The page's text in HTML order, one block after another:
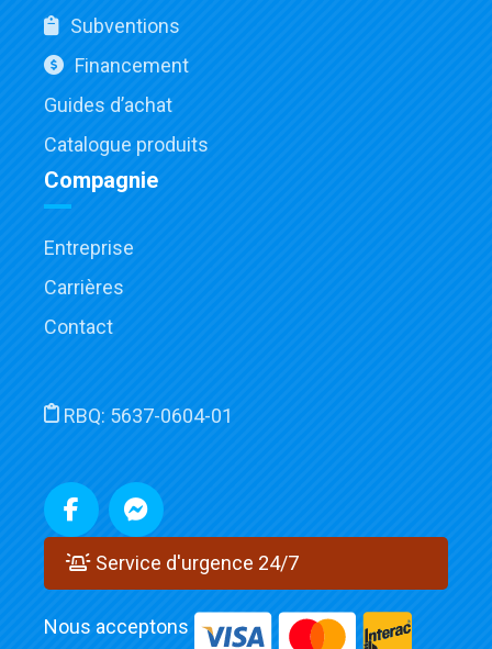
Subventions
Financement
Guides d’achat
Catalogue produits
Compagnie
Entreprise
Carrières
Contact
RBQ: 5637-0604-01
Service d'urgence 24/7
Nous acceptons